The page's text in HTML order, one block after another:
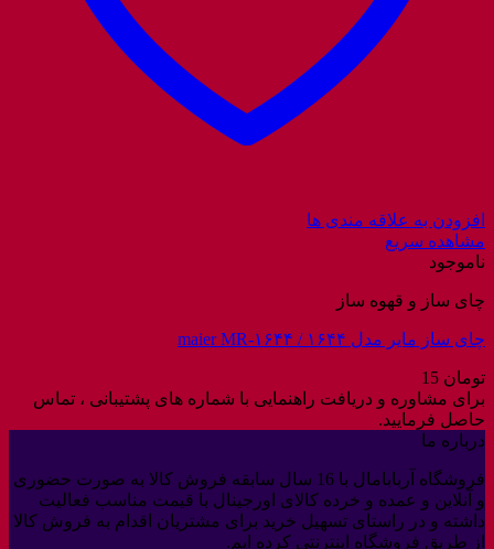
افزودن به علاقه مندی ها
مشاهده سریع
ناموجود
چای ساز و قهوه ساز
چای ساز مایر مدل ۱۶۴۴ / maier MR-۱۶۴۴
تومان
برای مشاوره و دریافت راهنمایی با شماره های پشتیبانی ، تماس
حاصل فرمایید.
درباره ما
فروشگاه آربابامال با 16 سال سابقه فروش کالا به صورت حضوری
و آنلاین و عمده و خرده کالای اورجینال با قیمت مناسب فعالیت
داشته و در راستای تسهیل خرید برای مشتریان اقدام به فروش کالا
از طریق فروشگاه اینترنتی کرده ایم.